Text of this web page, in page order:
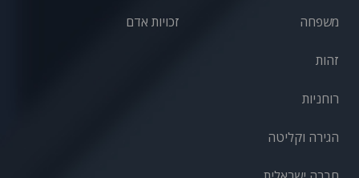
משפחה זכויות אדם
זהות
רוחניות
הגירה וקליטה